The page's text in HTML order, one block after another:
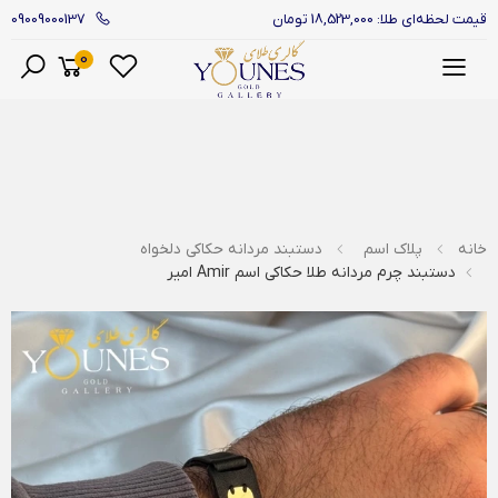
قیمت لحظه‌ای طلا: 18,523,000 تومان 09009000137
0
خانه پلاک اسم
دستبند مردانه حکاکی دلخواه
دستبند چرم مردانه طلا حکاکی اسم Amir امیر